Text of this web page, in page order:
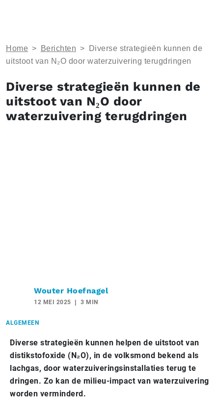
Home > Berichten >
Diverse strategieën kunnen de
uitstoot van N₂O door waterzuivering terugdringen
Diverse strategieën kunnen de
uitstoot van N₂O door
waterzuivering terugdringen
Wouter Hoefnagel
12 MEI 2025 3 MIN
ALGEMEEN
Diverse strategieën kunnen helpen de uitstoot van
distikstofoxide (N₂O), in de volksmond bekend als
lachgas, door waterzuiveringsinstallaties terug te
dringen. Zo kan de milieu-impact van waterzuivering
worden verminderd.